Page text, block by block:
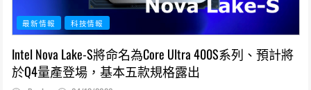
最新情報 科技情報
Intel Nova Lake-S將命名為Core Ultra 400S系列、預計將
於Q4量產登場，基本五款規格露出